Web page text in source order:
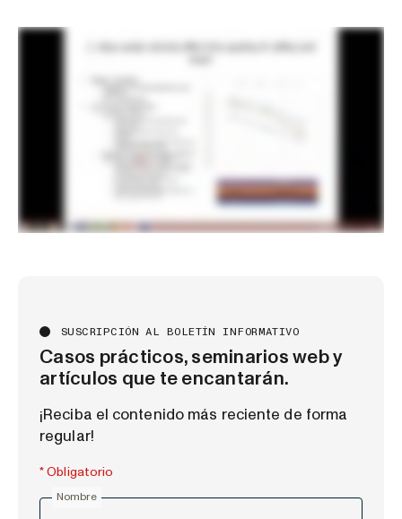
SUSCRIPCIÓN AL BOLETÍN INFORMATIVO
Casos prácticos, seminarios web y
artículos que te encantarán.
¡Reciba el contenido más reciente de forma
regular!
* Obligatorio
Nombre